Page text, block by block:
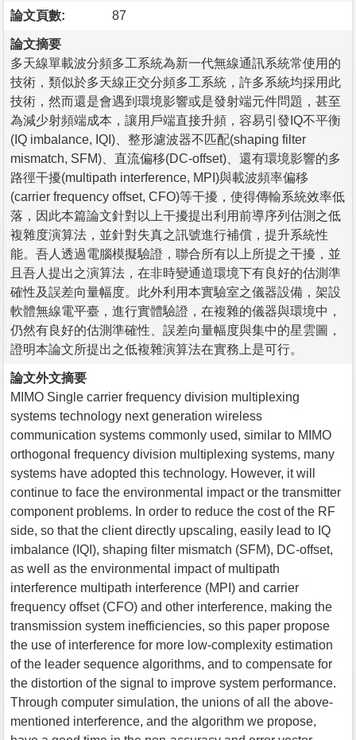
論文頁數: 87
論文摘要
多天線單載波分頻多工系統為新一代無線通訊系統常使用的
技術，類似於多天線正交分頻多工系統，許多系統均採用此
技術，然而還是會遇到環境影響或是發射端元件問題，甚至
為減少射頻端成本，讓用戶端直接升頻，容易引發IQ不平衡
(IQ imbalance, IQI)、整形濾波器不匹配(shaping filter
mismatch, SFM)、直流偏移(DC-offset)、還有環境影響的多
路徑干擾(multipath interference, MPI)與載波頻率偏移
(carrier frequency offset, CFO)等干擾，使得傳輸系統效率低
落，因此本篇論文針對以上干擾提出利用前導序列估測之低
複雜度演算法，並針對失真之訊號進行補償，提升系統性
能。吾人透過電腦模擬驗證，聯合所有以上所提之干擾，並
且吾人提出之演算法，在非時變通道環境下有良好的估測準
確性及誤差向量幅度。此外利用本實驗室之儀器設備，架設
軟體無線電平臺，進行實體驗證，在複雜的儀器與環境中，
仍然有良好的估測準確性、誤差向量幅度與集中的星雲圖，
證明本論文所提出之低複雜演算法在實務上是可行。
論文外文摘要
MIMO Single carrier frequency division multiplexing
systems technology next generation wireless
communication systems commonly used, similar to MIMO
orthogonal frequency division multiplexing systems, many
systems have adopted this technology. However, it will
continue to face the environmental impact or the transmitter
component problems. In order to reduce the cost of the RF
side, so that the client directly upscaling, easily lead to IQ
imbalance (IQI), shaping filter mismatch (SFM), DC-offset,
as well as the environmental impact of multipath
interference multipath interference (MPI) and carrier
frequency offset (CFO) and other interference, making the
transmission system inefficiencies, so this paper propose
the use of interference for more low-complexity estimation
of the leader sequence algorithms, and to compensate for
the distortion of the signal to improve system performance.
Through computer simulation, the unions of all the above-
mentioned interference, and the algorithm we propose,